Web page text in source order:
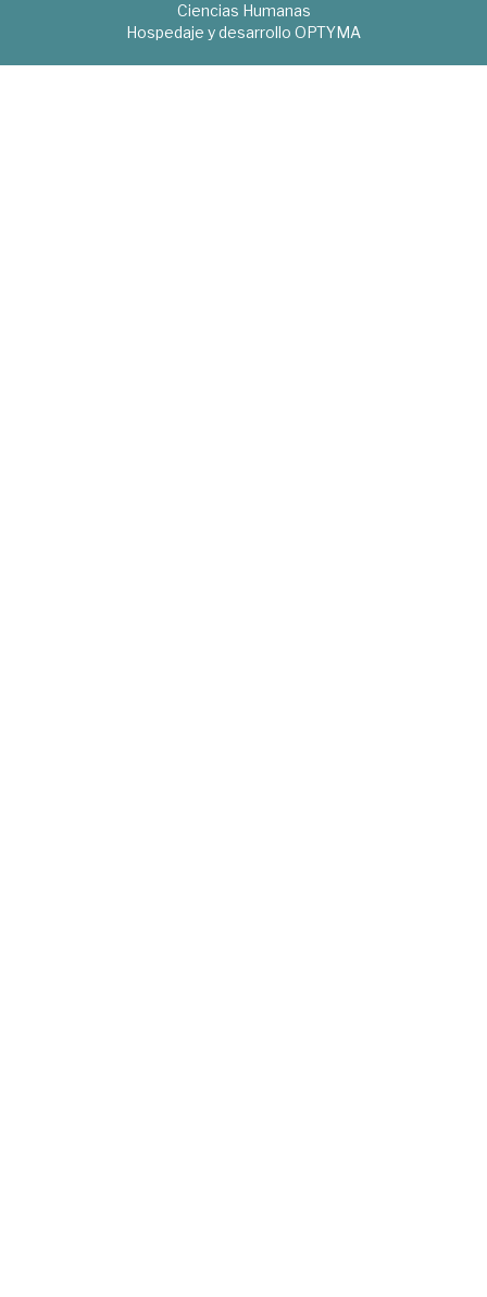
Ciencias Humanas
Hospedaje y desarrollo OPTYMA